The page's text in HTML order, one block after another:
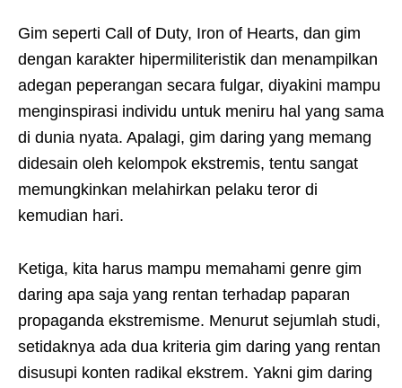
Gim seperti Call of Duty, Iron of Hearts, dan gim
dengan karakter hipermiliteristik dan menampilkan
adegan peperangan secara fulgar, diyakini mampu
menginspirasi individu untuk meniru hal yang sama
di dunia nyata. Apalagi, gim daring yang memang
didesain oleh kelompok ekstremis, tentu sangat
memungkinkan melahirkan pelaku teror di
kemudian hari.
Ketiga, kita harus mampu memahami genre gim
daring apa saja yang rentan terhadap paparan
propaganda ekstremisme. Menurut sejumlah studi,
setidaknya ada dua kriteria gim daring yang rentan
disusupi konten radikal ekstrem. Yakni gim daring